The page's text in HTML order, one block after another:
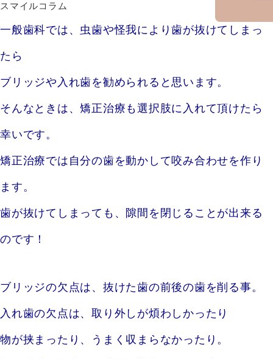
スマイルコラム
一般歯科では、虫歯や怪我により歯が抜けてしまっ
たら
ブリッジや入れ歯を勧められると思います。
そんなときは、矯正治療も選択肢に入れて頂けたら
幸いです。
矯正治療では自分の歯を動かして咬み合わせを作り
ます。
歯が抜けてしまっても、隙間を閉じることが出来る
のです！
ブリッジの欠点は、抜けた歯の前後の歯を削る事。
入れ歯の欠点は、取り外しが煩わしかったり
物が挟まったり、うまく収まらなかったり。